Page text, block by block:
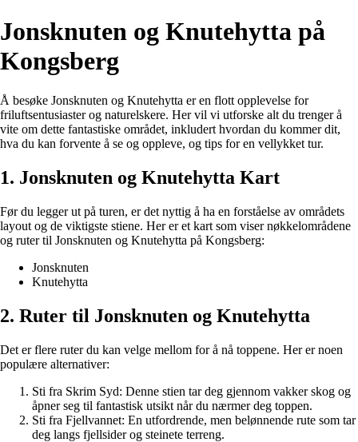
Jonsknuten og Knutehytta på
Kongsberg
Å besøke Jonsknuten og Knutehytta er en flott opplevelse for
friluftsentusiaster og naturelskere. Her vil vi utforske alt du trenger å
vite om dette fantastiske området, inkludert hvordan du kommer dit,
hva du kan forvente å se og oppleve, og tips for en vellykket tur.
1. Jonsknuten og Knutehytta Kart
Før du legger ut på turen, er det nyttig å ha en forståelse av områdets
layout og de viktigste stiene. Her er et kart som viser nøkkelområdene
og ruter til Jonsknuten og Knutehytta på Kongsberg:
Jonsknuten
Knutehytta
2. Ruter til Jonsknuten og Knutehytta
Det er flere ruter du kan velge mellom for å nå toppene. Her er noen
populære alternativer:
Sti fra Skrim Syd: Denne stien tar deg gjennom vakker skog og
åpner seg til fantastisk utsikt når du nærmer deg toppen.
Sti fra Fjellvannet: En utfordrende, men belønnende rute som tar
deg langs fjellsider og steinete terreng.